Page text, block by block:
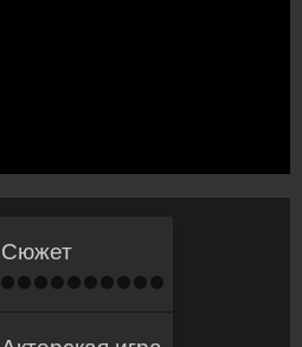
Сюжет